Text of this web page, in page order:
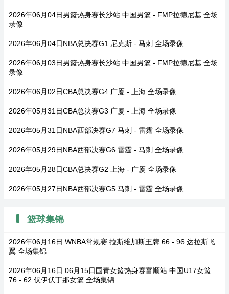
2026年06月04日男篮热身赛长沙站 中国男篮 - FMP拉德尼基 全场
录像
2026年06月04日NBA总决赛G1 尼克斯 - 马刺 全场录像
2026年06月03日男篮热身赛长沙站 中国男篮 - FMP拉德尼基 全场
录像
2026年06月02日CBA总决赛G4 广厦 - 上海 全场录像
2026年05月31日CBA总决赛G3 广厦 - 上海 全场录像
2026年05月31日NBA西部决赛G7 马刺 - 雷霆 全场录像
2026年05月29日NBA西部决赛G6 雷霆 - 马刺 全场录像
2026年05月28日CBA总决赛G2 上海 - 广厦 全场录像
2026年05月27日NBA西部决赛G5 马刺 - 雷霆 全场录像
篮球集锦
2026年06月16日 WNBA常规赛 拉斯维加斯王牌 66 - 96 达拉斯飞
翼 全场集锦
2026年06月16日 06月15日国青女篮热身赛富顺站 中国U17女篮
76 - 62 伏伊伏丁那女篮 全场集锦